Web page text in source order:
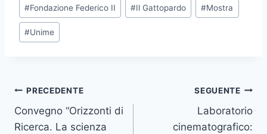
#Fondazione Federico II #Il Gattopardo #Mostra
#Unime
Navigazione
articoli
PRECEDENTE
Convegno “Orizzonti di
Ricerca. La scienza
SEGUENTE
Laboratorio
cinematografico: